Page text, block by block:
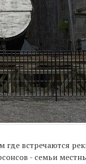
встречаются
- семьи